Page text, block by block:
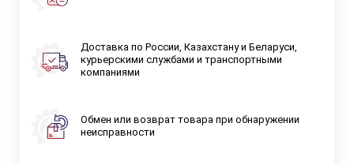
Доставка по России, Казахстану и Беларуси,
курьерскими службами и транспортными
компаниями
Обмен или возврат товара при обнаружении
неисправности